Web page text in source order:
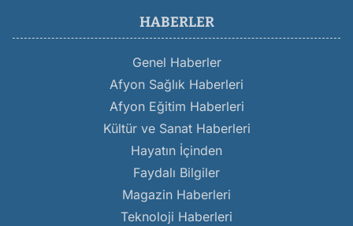
HABERLER
Genel Haberler
Afyon Sağlık Haberleri
Afyon Eğitim Haberleri
Kültür ve Sanat Haberleri
Hayatın İçinden
Faydalı Bilgiler
Magazin Haberleri
Teknoloji Haberleri